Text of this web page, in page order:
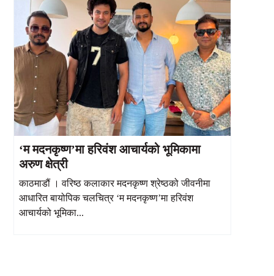
‘म मदनकृष्ण’मा हरिवंश आचार्यको भूमिकामा
अरुण क्षेत्री
काठमाडौं । वरिष्ठ कलाकार मदनकृष्ण श्रेष्ठको जीवनीमा
आधारित बायोपिक चलचित्र ‘म मदनकृष्ण’मा हरिवंश
आचार्यको भूमिका...